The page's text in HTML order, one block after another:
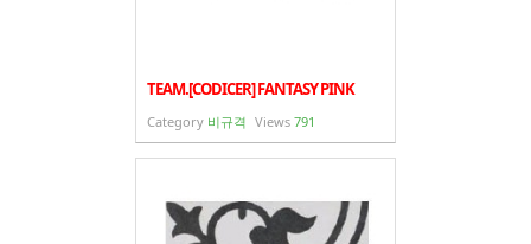
TEAM.[CODICER] FANTASY PINK
Category 비규격 Views 791